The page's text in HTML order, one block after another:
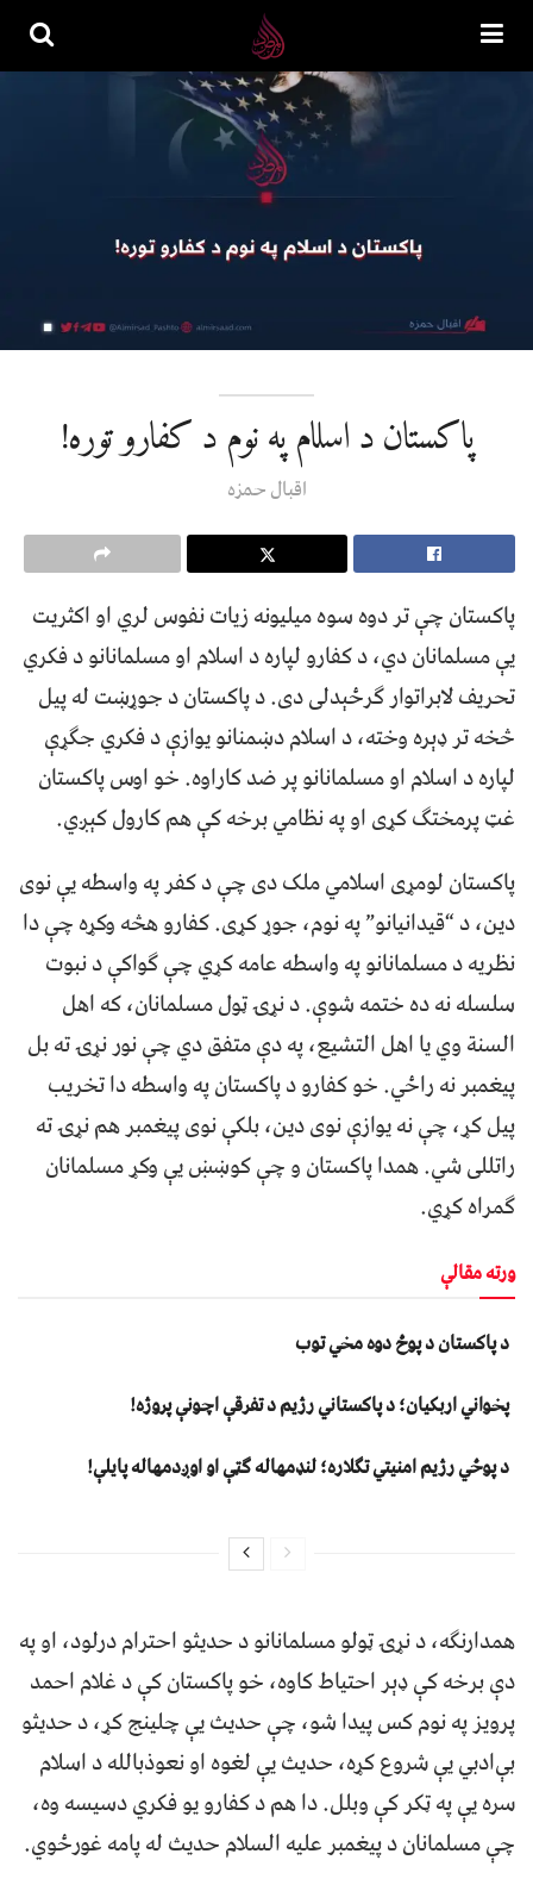
پاکستان د اسلام په نوم د کفارو توره!
اقبال حمزه
پاکستان چې تر دوه سوه میلیونه زیات نفوس لري او اکثریت
یې مسلمانان دي، د کفارو لپاره د اسلام او مسلمانانو د فکري
تحریف لابراتوار ګرځېدلی دی. د پاکستان د جوړښت له پیل
څخه تر ډېره وخته، د اسلام دښمنانو یوازې د فکري جګړې
لپاره د اسلام او مسلمانانو پر ضد کاراوه. خو اوس پاکستان
غټ پرمختګ کړی او په نظامي برخه کې هم کارول کېږي.
پاکستان لومړی اسلامي ملک دی چې د کفر په واسطه یې نوی
دین، د “قیدانیانو” په نوم، جوړ کړی. کفارو هڅه وکړه چې دا
نظریه د مسلمانانو په واسطه عامه کړي چې ګواکې د نبوت
سلسله نه ده ختمه شوې. د نړۍ ټول مسلمانان، که اهل
السنة وي یا اهل التشیع، په دې متفق دي چې نور نړۍ ته بل
پیغمبر نه راځي. خو کفارو د پاکستان په واسطه دا تخریب
پیل کړ، چې نه یوازې نوی دین، بلکې نوی پیغمبر هم نړۍ ته
راتللی شي. همدا پاکستان و چې کوښښ یې وکړ مسلمانان
ګمراه کړي.
ورته مقالې
د پاکستان د پوځ دوه مخي توب
پخواني اربکیان؛ د پاکستاني رژیم د تفرقې اچونې پروژه!
د پوځي رژیم امنیتي تګلاره؛ لنډمهاله ګټې او اوږدمهاله پایلې!
همدارنګه، د نړۍ ټولو مسلمانانو د حدیثو احترام درلود، او په
دې برخه کې ډېر احتیاط کاوه، خو پاکستان کې د غلام احمد
پرویز په نوم کس پیدا شو، چې حدیث یې چلینج کړ، د حدیثو
بې‌ادبي یې شروع کړه، حدیث یې لغوه او نعوذبالله د اسلام
سره یې په ټکر کې وبلل. دا هم د کفارو یو فکري دسیسه وه،
چې مسلمانان د پیغمبر علیه السلام حدیث له پامه غورځوي.